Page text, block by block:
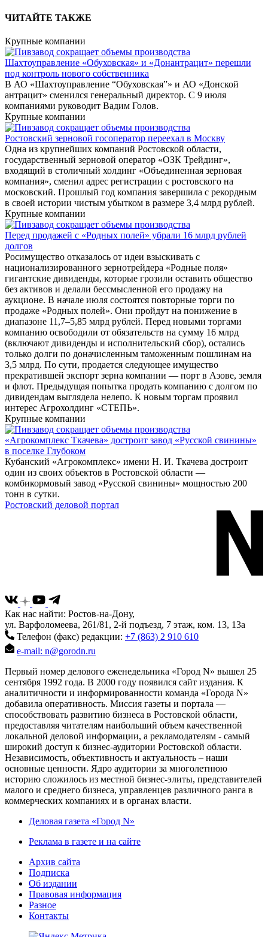
ЧИТАЙТЕ ТАКЖЕ
Крупные компании
Шахтоуправление «Обуховская» и «Донантрацит» перешли
под контроль нового собственника
В АО «Шахтоуправление “Обуховская”» и АО «Донской
антрацит» сменился генеральный директор. С 9 июля
компаниями руководит Вадим Голов.
Крупные компании
Ростовский зерновой госоператор переехал в Москву
Одна из крупнейших компаний Ростовской области,
государственный зерновой оператор «ОЗК Трейдинг»,
входящий в столичный холдинг «Объединенная зерновая
компания», сменил адрес регистрации с ростовского на
московский. Прошлый год компания завершила с рекордным
в своей истории чистым убытком в размере 3,4 млрд рублей.
Крупные компании
Перед продажей с «Родных полей» убрали 16 млрд рублей
долгов
Росимущество отказалось от идеи взыскивать с
национализированного зернотрейдера «Родные поля»
гигантские дивиденды, которые грозили оставить общество
без активов и делали бессмысленной его продажу на
аукционе. В начале июля состоятся повторные торги по
продаже «Родных полей». Они пройдут на понижение в
диапазоне 11,7–5,85 млрд рублей. Перед новыми торгами
компанию освободили от обязательств на сумму 16 млрд
(включают дивиденды и исполнительский сбор), остались
только долги по доначисленным таможенным пошлинам на
3,5 млрд. По сути, продается следующее имущество
прекратившей экспорт зерна компании — порт в Азове, земля
и флот. Предыдущая попытка продать компанию с долгом по
дивидендам выглядела нелепо. К новым торгам проявил
интерес Агрохолдинг «СТЕПЬ».
Крупные компании
«Агрокомплекс Ткачева» достроит завод «Русской свинины»
в поселке Глубоком
Кубанский «Агрокомплекс» имени Н. И. Ткачева достроит
один из своих объектов в Ростовской области —
комбикормовый завод «Русской свинины» мощностью 200
тонн в сутки.
Ростовский деловой портал
Как нас найти: Ростов-на-Дону,
ул. Варфоломеева, 261/81, 2-й подъезд, 7 этаж, ком. 13, 13а
Телефон (факс) редакции: +7 (863) 2 910 610
e-mail: n@gorodn.ru
Первый номер делового еженедельника «Город N» вышел 25
сентября 1992 года. В 2000 году появился сайт издания. К
аналитичности и информированности команда «Города N»
добавила оперативность. Миссия газеты и портала —
способствовать развитию бизнеса в Ростовской области,
предоставляя читателям наибольший объем качественной
локальной деловой информации, а рекламодателям - самый
широкий доступ к бизнес-аудитории Ростовской области.
Независимость, объективность и актуальность – наши
основные ценности. Ядро аудитории за многолетнюю
историю сложилось из местной бизнес-элиты, представителей
малого и среднего бизнеса, управленцев различного ранга в
коммерческих компаниях и в органах власти.
Деловая газета «Город N»
Реклама в газете и на сайте
Архив сайта
Подписка
Об издании
Правовая информация
Разное
Контакты